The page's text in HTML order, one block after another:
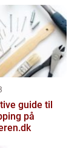
guide til
på